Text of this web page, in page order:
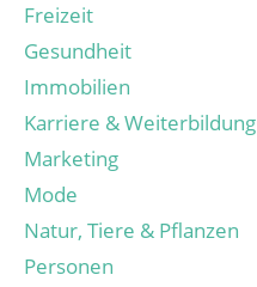
Freizeit
Gesundheit
Immobilien
Karriere & Weiterbildung
Marketing
Mode
Natur, Tiere & Pflanzen
Personen